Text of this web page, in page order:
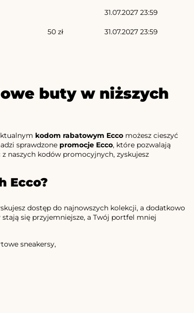
31.07.2027 23:59
50 zł 31.07.2027 23:59
buty w niższych
kodom rabatowym Ecco możesz cieszyć
sprawdzone promocje Ecco, które pozwalają
z naszych kodów promocyjnych, zyskujesz
Ecco?
dostęp do najnowszych kolekcji, a dodatkowo
się przyjemniejsze, a Twój portfel mniej
sneakersy,